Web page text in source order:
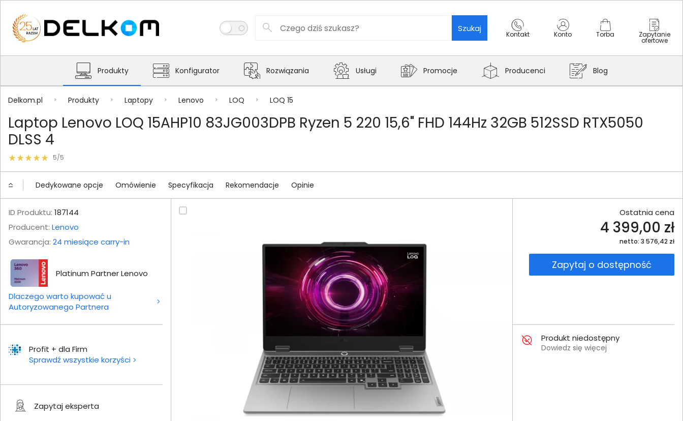
Szukaj
Kontakt Konto Torba Zapytanie
ofertowe
Produkty Konfigurator Rozwiązania Usługi Promocje Producenci Blog
Delkom.pl Produkty Laptopy Lenovo LOQ LOQ 15
Laptop Lenovo LOQ 15AHP10 83JG003DPB Ryzen 5 220 15,6" FHD 144Hz 32GB 512SSD RTX5050
DLSS 4
5/5
Dedykowane opcje Omówienie Specyfikacja Rekomendacje Opinie
ID Produktu: 187144
Producent: Lenovo
Gwarancja: 24 miesiące carry-in
Platinum Partner Lenovo
Dlaczego warto kupować u
Autoryzowanego Partnera
Profit + dla Firm
Sprawdź wszystkie korzyści
Zapytaj eksperta
Ostatnia cena
4 399,00 zł
netto: 3 576,42 zł
Zapytaj o dostępność
Produkt niedostępny
Dowiedz się więcej